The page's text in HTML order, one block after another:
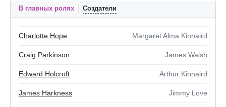
В главных ролях Создатели
Charlotte Hope Margaret Alma Kinnaird
Craig Parkinson James Walsh
Edward Holcroft Arthur Kinnaird
James Harkness Jimmy Love